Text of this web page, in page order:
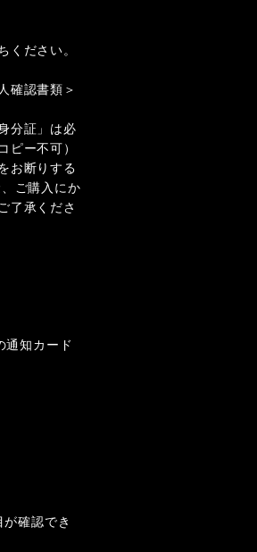
ください。
確認書類＞
分証」は必
ピー不可）
お断りする
ご購入にか
了承くださ
知カード
確認でき